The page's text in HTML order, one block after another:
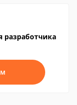
разработчика